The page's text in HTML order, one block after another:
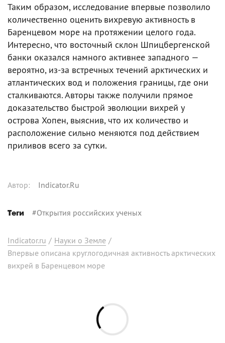
Таким образом, исследование впервые позволило
количественно оценить вихревую активность в
Баренцевом море на протяжении целого года.
Интересно, что восточный склон Шпицбергенской
банки оказался намного активнее западного —
вероятно, из-за встречных течений арктических и
атлантических вод и положения границы, где они
сталкиваются. Авторы также получили прямое
доказательство быстрой эволюции вихрей у
острова Хопен, выяснив, что их количество и
расположение сильно меняются под действием
приливов всего за сутки.
Автор: Indicator.Ru
Теги #Открытия российских ученых
Indicator.ru / Науки о Земле /
Впервые описана круглогодичная активность арктических
вихрей в Баренцевом море